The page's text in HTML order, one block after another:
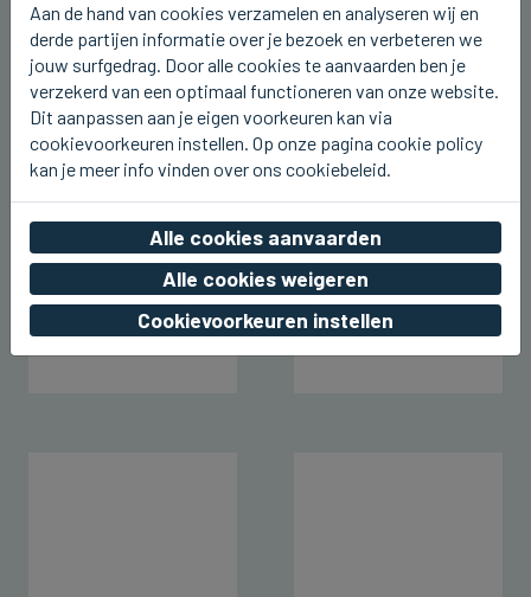
BREDENE
Vandaag avondmarkt in Bredene (4)
vr 07 augustus 2026, 17:27
Aan de hand van cookies verzamelen en analyseren wij en
derde partijen informatie over je bezoek en verbeteren we
jouw surfgedrag. Door alle cookies te aanvaarden ben je
verzekerd van een optimaal functioneren van onze website.
Dit aanpassen aan je eigen voorkeuren kan via
cookievoorkeuren instellen. Op onze pagina cookie policy
kan je meer info vinden over ons cookiebeleid.
Alle cookies aanvaarden
Alle cookies weigeren
Cookievoorkeuren instellen